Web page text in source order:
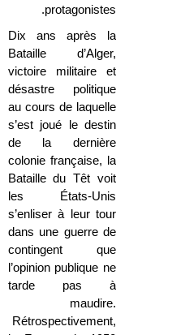
protagonistes.
Dix ans après la
Bataille d’Alger,
victoire militaire et
désastre politique
au cours de laquelle
s’est joué le destin
de la dernière
colonie française, la
Bataille du Têt voit
les États-Unis
s’enliser à leur tour
dans une guerre de
contingent que
l’opinion publique ne
tarde pas à
maudire.
Rétrospectivement,